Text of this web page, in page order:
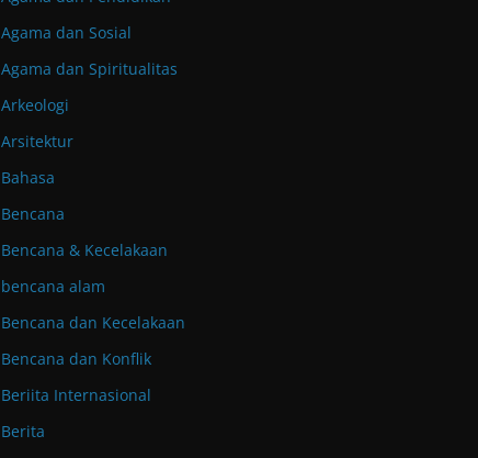
Agama dan Sosial
Agama dan Spiritualitas
Arkeologi
Arsitektur
Bahasa
Bencana
Bencana & Kecelakaan
bencana alam
Bencana dan Kecelakaan
Bencana dan Konflik
Beriita Internasional
Berita